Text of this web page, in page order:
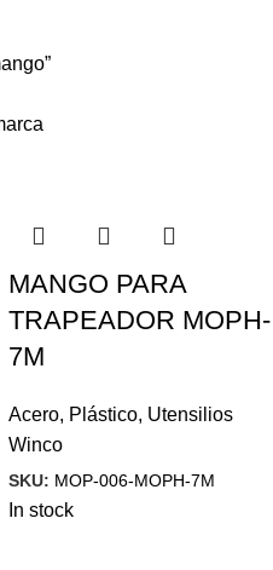
MANGO PARA
TRAPEADOR MOPH-
7M
Acero, Plástico, Utensilios
Winco
SKU: MOP-006-MOPH-7M
In stock